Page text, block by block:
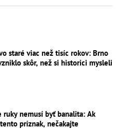
staré viac než tisíc rokov: Brno
skôr, než si historici mysleli
ruky nemusí byť banalita: Ak
príznak, nečakajte